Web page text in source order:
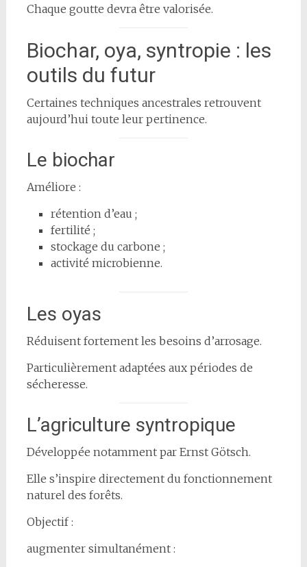
Chaque goutte devra être valorisée.
Biochar, oya, syntropie : les
outils du futur
Certaines techniques ancestrales retrouvent
aujourd’hui toute leur pertinence.
Le biochar
Améliore :
rétention d’eau ;
fertilité ;
stockage du carbone ;
activité microbienne.
Les oyas
Réduisent fortement les besoins d’arrosage.
Particulièrement adaptées aux périodes de
sécheresse.
L’agriculture syntropique
Développée notamment par Ernst Götsch.
Elle s’inspire directement du fonctionnement
naturel des forêts.
Objectif :
augmenter simultanément :